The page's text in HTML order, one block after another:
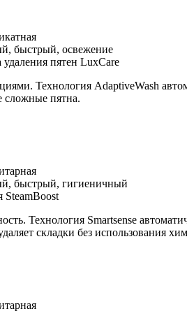
быстрый, освежение
пятен LuxCare
Технология AdaptiveWash
сложные пятна.
быстрый, гигиеничный
SteamBoost
Технология Smartsense
складки без использования